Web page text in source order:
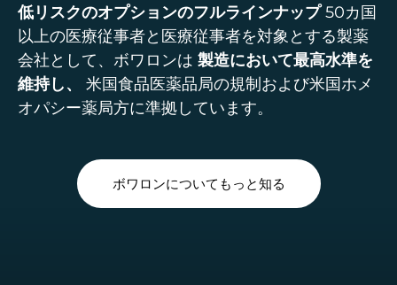
低リスクのオプションのフルラインナップ50カ国
以上の医療従事者と医療従事者を対象とする製薬
会社として、ボワロンは 製造において最高水準を
維持し、
米国食品医薬品局の規制および米国ホメ
オパシー薬局方に準拠しています。
ボワロンについてもっと知る